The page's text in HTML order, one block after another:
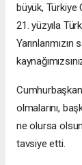
büyük, Türkiye
21. yüzyıla
olmalarını,
ne olursa
tavsiye etti.